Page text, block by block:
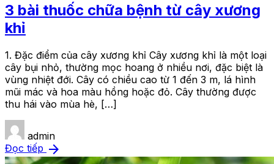
3 bài thuốc chữa bệnh từ cây xương
khỉ
1. Đặc điểm của cây xương khỉ Cây xương khỉ là một loại
cây bụi nhỏ, thường mọc hoang ở nhiều nơi, đặc biệt là
vùng nhiệt đới. Cây có chiều cao từ 1 đến 3 m, lá hình
mũi mác và hoa màu hồng hoặc đỏ. Cây thường được
thu hái vào mùa hè, […]
admin
Đọc tiếp arrow_forward